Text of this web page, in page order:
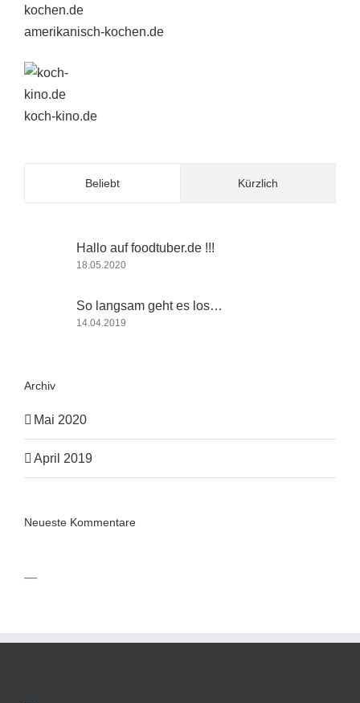
amerikanisch-kochen.de
koch-kino.de
Beliebt Kürzlich
Hallo auf foodtuber.de !!!
18.05.2020
So langsam geht es los…
14.04.2019
Archiv
Mai 2020
April 2019
Neueste Kommentare
—